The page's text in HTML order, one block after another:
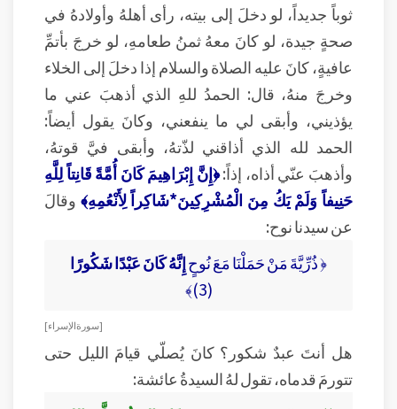
ثوباً جديداً، لو دخلَ إلى بيته، رأى أهلهُ وأولادهُ في
صحةٍ جيدة، لو كانَ معهُ ثمنُ طعامهِ، لو خرجَ بأتمِّ
عافيةٍ، كانَ عليه الصلاة والسلام إذا دخلَ إلى الخلاء
وخرجَ منهُ، قال: الحمدُ للهِ الذي أذهبَ عني ما
يؤذيني، وأبقى لي ما ينفعني، وكانَ يقول أيضاً:
الحمد لله الذي أذاقني لذّتهُ، وأبقى فيَّ قوتهُ،
وأذهبَ عنّي أذاه، إذاً:﴿إِنَّ إِبْرَاهِيمَ كَانَ أُمَّةً قَانِتاً لِلَّهِ
حَنِيفاً وَلَمْ يَكُ مِنَ الْمُشْرِكِينَ*شَاكِراً لِأَنْعُمِهِ﴾ وقالَ
عن سيدنا نوح:
﴿ ذُرِّيَّةَ مَنْ حَمَلْنَا مَعَ نُوحٍإِنَّهُ كَانَ عَبْدًا شَكُورًا
(3)﴾
[ سورة الإسراء ]
هل أنتَ عبدٌ شكور؟ كانَ يُصلّي قيامَ الليل حتى
تتورمَ قدماه، تقول لهُ السيدةُ عائشة: